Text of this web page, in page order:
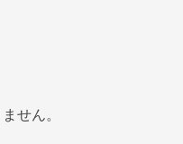
せん。